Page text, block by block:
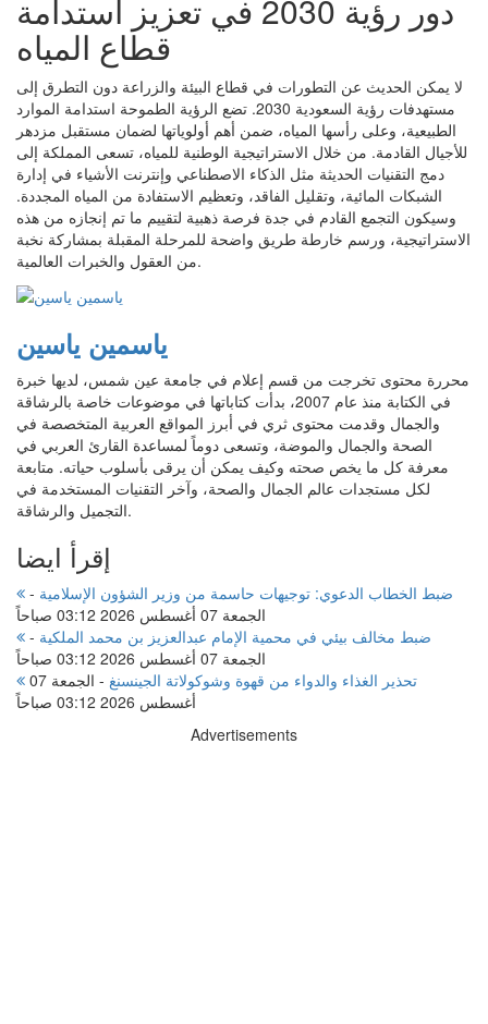
دور رؤية 2030 في تعزيز استدامة
قطاع المياه
لا يمكن الحديث عن التطورات في قطاع البيئة والزراعة دون التطرق إلى
مستهدفات رؤية السعودية 2030. تضع الرؤية الطموحة استدامة الموارد
الطبيعية، وعلى رأسها المياه، ضمن أهم أولوياتها لضمان مستقبل مزدهر
للأجيال القادمة. من خلال الاستراتيجية الوطنية للمياه، تسعى المملكة إلى
دمج التقنيات الحديثة مثل الذكاء الاصطناعي وإنترنت الأشياء في إدارة
الشبكات المائية، وتقليل الفاقد، وتعظيم الاستفادة من المياه المجددة.
وسيكون التجمع القادم في جدة فرصة ذهبية لتقييم ما تم إنجازه من هذه
الاستراتيجية، ورسم خارطة طريق واضحة للمرحلة المقبلة بمشاركة نخبة
من العقول والخبرات العالمية.
ياسمين ياسين
محررة محتوى تخرجت من قسم إعلام في جامعة عين شمس، لديها خبرة
في الكتابة منذ عام 2007، بدأت كتاباتها في موضوعات خاصة بالرشاقة
والجمال وقدمت محتوى ثري في أبرز المواقع العربية المتخصصة في
الصحة والجمال والموضة، وتسعى دوماً لمساعدة القارئ العربي في
معرفة كل ما يخص صحته وكيف يمكن أن يرقى بأسلوب حياته. متابعة
لكل مستجدات عالم الجمال والصحة، وآخر التقنيات المستخدمة في
التجميل والرشاقة.
إقرأ ايضا
ضبط الخطاب الدعوي: توجيهات حاسمة من وزير الشؤون الإسلامية -
الجمعة 07 أغسطس 2026 03:12 صباحاً
ضبط مخالف بيئي في محمية الإمام عبدالعزيز بن محمد الملكية -
الجمعة 07 أغسطس 2026 03:12 صباحاً
تحذير الغذاء والدواء من قهوة وشوكولاتة الجينسنغ -
الجمعة 07
أغسطس 2026 03:12 صباحاً
Advertisements